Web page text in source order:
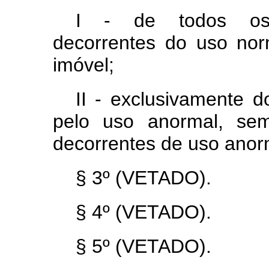
I - de todos os
decorrentes do uso
imóvel;
II - exclusivamente
pelo uso anormal,
decorrentes de uso
§ 3º (VETADO).
§ 4º (VETADO).
§ 5º (VETADO).